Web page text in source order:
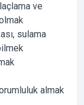
ve
sulama
almak